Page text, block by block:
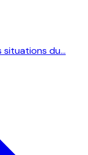
du...